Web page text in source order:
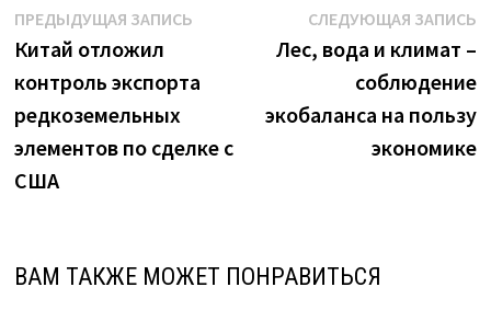
Навигация
по
записям
ПРЕДЫДУЩАЯ ЗАПИСЬПредыдущая
Китай отложил
контроль экспорта
редкоземельных
элементов по сделке с
США
СЛЕДУЮЩАЯ ЗАПИСЬ
Лес, вода и климат –
соблюдение
экобаланса на пользу
экономике
ВАМ ТАКЖЕ МОЖЕТ ПОНРАВИТЬСЯ